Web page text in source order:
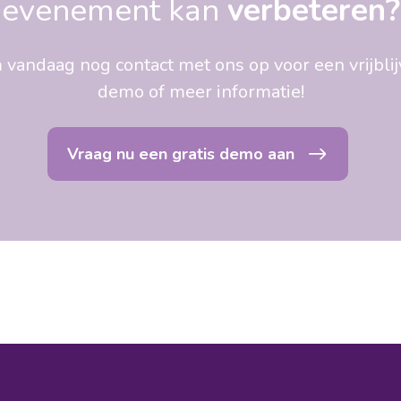
evenement kan verbeteren?
vandaag nog contact met ons op voor een
demo of meer informatie!
Vraag nu een gratis demo aan